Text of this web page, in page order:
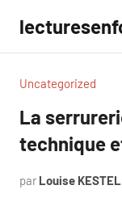
contenu
Uncategorized
La
technique
par Louise KESTEL